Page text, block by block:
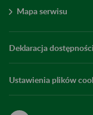
Mapa serwisu
Deklaracja dostępności
Ustawienia plików